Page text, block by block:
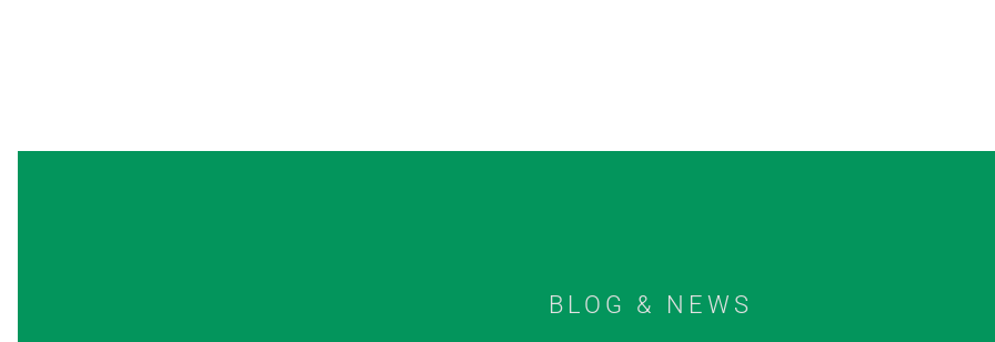
BLOG & NEWS